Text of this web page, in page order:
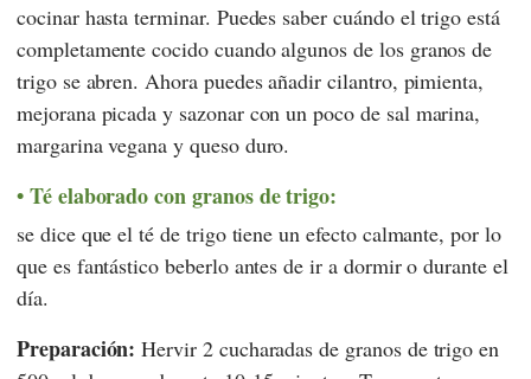
cocinar hasta terminar. Puedes saber cuándo el trigo está
completamente cocido cuando algunos de los granos de
trigo se abren. Ahora puedes añadir cilantro, pimienta,
mejorana picada y sazonar con un poco de sal marina,
margarina vegana y queso duro.
Té elaborado con granos de trigo:
se dice que el té de trigo tiene un efecto calmante, por lo
que es fantástico beberlo antes de ir a dormir o durante el
día.
Preparación: Hervir 2 cucharadas de granos de trigo en